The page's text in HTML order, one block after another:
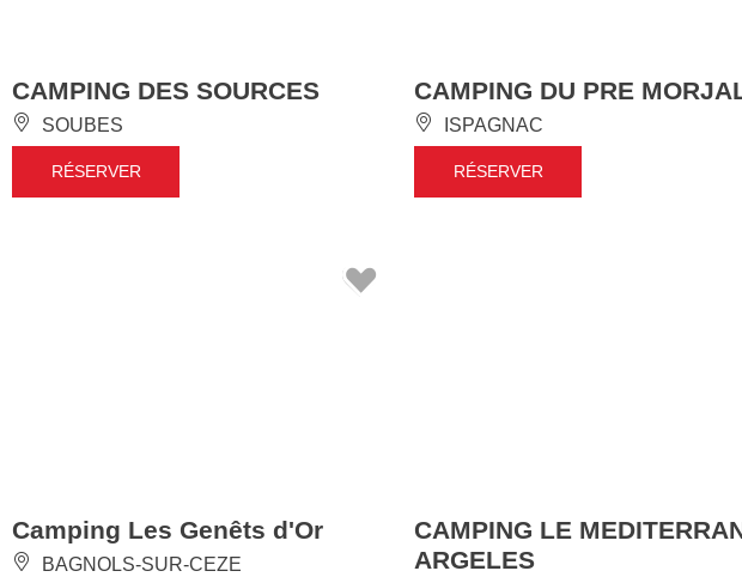
CAMPING DES SOURCES
SOUBES
RÉSERVER
CAMPING DU PRE
ISPAGNAC
RÉSERVER
Camping Les Genêts d'Or
BAGNOLS-SUR-CEZE
CAMPING LE
ARGELES